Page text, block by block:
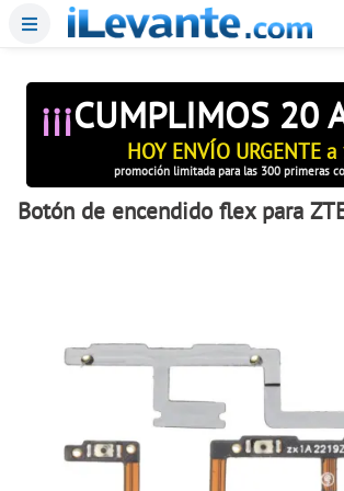
Menu
¡¡¡CUMPLIMOS 20
HOY ENVÍO URGENTE a
promoción limitada para las 300 primeras
Botón de encendido flex para